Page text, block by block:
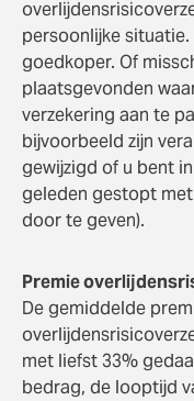
persoonlijke situatie.
goedkoper. Of
plaatsgevonden
verzekering aan te
bijvoorbeeld zijn
gewijzigd of u bent
geleden gestopt
door te geven).
Premie
De gemiddelde
met liefst 33%
bedrag, de looptijd